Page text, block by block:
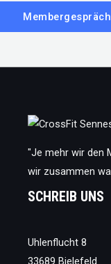
Membergespräch
"Je mehr wir den
wir zusammen
SCHREIB UNS
Uhlenflucht 8
33689 Bielefeld